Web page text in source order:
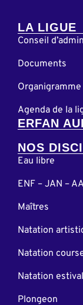
LA LIGUE
Conseil
Documents
Agenda de la
ERFAN
NOS
Eau libre
ENF – JAN – AA
Maîtres
Natation
Natation
Natation
Plongeon